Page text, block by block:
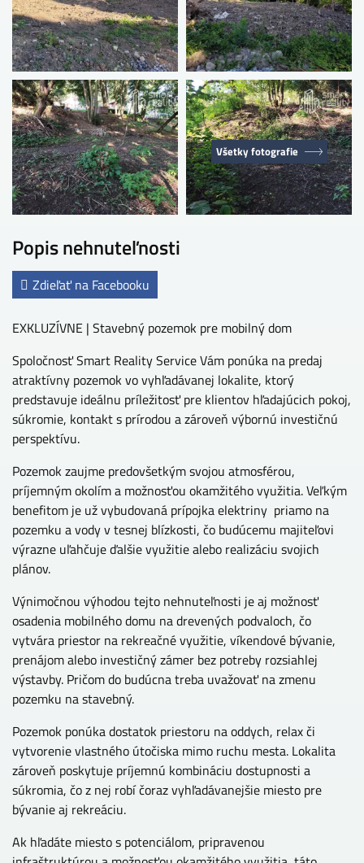
Všetky fotografie
Popis nehnuteľnosti
Zdieľať na Facebooku
EXKLUZÍVNE | Stavebný pozemok pre mobilný dom
Spoločnosť Smart Reality Service Vám ponúka na predaj
atraktívny pozemok vo vyhľadávanej lokalite, ktorý
predstavuje ideálnu príležitosť pre klientov hľadajúcich pokoj,
súkromie, kontakt s prírodou a zároveň výbornú investičnú
perspektívu.
Pozemok zaujme predovšetkým svojou atmosférou,
príjemným okolím a možnosťou okamžitého využitia. Veľkým
benefitom je už vybudovaná prípojka elektriny priamo na
pozemku a vody v tesnej blízkosti, čo budúcemu majiteľovi
výrazne uľahčuje ďalšie využitie alebo realizáciu svojich
plánov.
Výnimočnou výhodou tejto nehnuteľnosti je aj možnosť
osadenia mobilného domu na drevených podvaloch, čo
vytvára priestor na rekreačné využitie, víkendové bývanie,
prenájom alebo investičný zámer bez potreby rozsiahlej
výstavby. Pričom do budúcna treba uvažovať na zmenu
pozemku na stavebný.
Pozemok ponúka dostatok priestoru na oddych, relax či
vytvorenie vlastného útočiska mimo ruchu mesta. Lokalita
zároveň poskytuje príjemnú kombináciu dostupnosti a
súkromia, čo z nej robí čoraz vyhľadávanejšie miesto pre
bývanie aj rekreáciu.
Ak hľadáte miesto s potenciálom, pripravenou